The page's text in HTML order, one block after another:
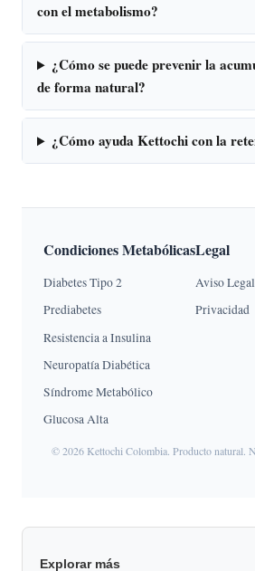
con el metabolismo?
¿Cómo se puede prevenir la
de forma natural?
¿Cómo ayuda Kettochi con la
Condiciones Metabólicas
Diabetes Tipo 2
Prediabetes
Resistencia a Insulina
Neuropatía Diabética
Síndrome Metabólico
Glucosa Alta
Legal
Aviso Legal
Privacidad
© 2026 Kettochi Colombia. Producto natural.
Explorar más